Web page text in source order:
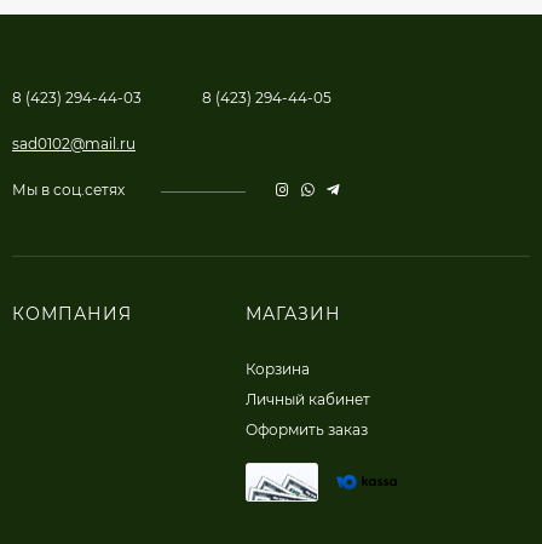
8 (423) 294-44-03 8 (423) 294-44-05
sad0102@mail.ru
Мы в соц.сетях
КОМПАНИЯ МАГАЗИН
Корзина
Личный кабинет
Оформить заказ